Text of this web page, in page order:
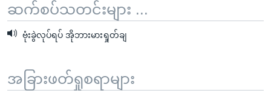
ဆက်စပ်သတင်းများ ...
ဗုံးခွဲလုပ်ရပ် အိုဘားမားရှုတ်ချ
အခြားဖတ်ရှုစရာများ